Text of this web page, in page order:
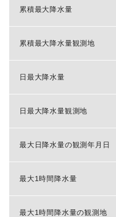
累積最大降水量
累積最大降水量観測地
日最大降水量
日最大降水量観測地
最大日降水量の観測年月日
最大1時間降水量
最大1時間降水量の観測地